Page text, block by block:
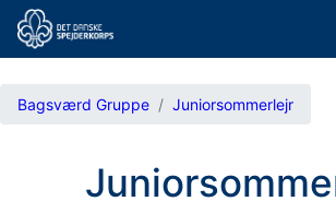
Bagsværd Gruppe Juniorsommerlejr